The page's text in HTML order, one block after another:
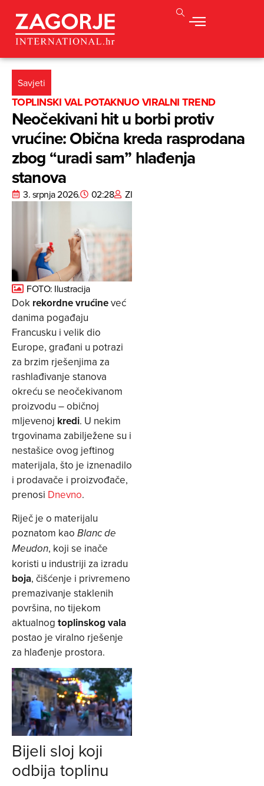
Savjeti
TOPLINSKI VAL POTAKNUO VIRALNI TREND
Neočekivani hit u borbi protiv
vrućine: Obična kreda rasprodana
zbog “uradi sam” hlađenja
stanova
3. srpnja 2026. 02:28 ZI
FOTO: Ilustracija
Dok rekordne vrućineveć
danima pogađaju
Francusku i velik dio
Europe, građani u potrazi
za brzim rješenjima za
rashlađivanje stanova
okreću se neočekivanom
proizvodu – običnoj
mljevenoj kredi. U nekim
trgovinama zabilježene su i
nestašice ovog jeftinog
materijala, što je iznenadilo
i prodavače i proizvođače,
prenosi Dnevno.
Riječ je o materijalu
poznatom kao Blanc de
Meudon, koji se inače
koristi u industriji za izradu
boja, čišćenje i privremeno
premazivanje staklenih
površina, no tijekom
aktualnog toplinskog vala
postao je viralno rješenje
za hlađenje prostora.
Bijeli sloj koji
odbija toplinu